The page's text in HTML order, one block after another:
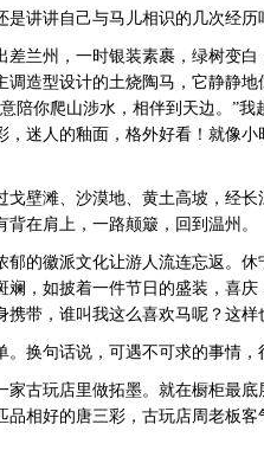
讲自己与马儿相识的几次经历
州，一时银装素裹，绿树变白
造型设计的土烧陶马，它静静
陪你爬山涉水，相伴到天边。”
迷人的釉面，格外好看！就像
滩、沙漠地、黄土高坡，经长
在肩上，一路颠簸，回到温州。
徽派文化让游人流连忘返。休
，如披着一件节日的盛装，喜
带，谁叫我这么喜欢马呢？这样
换句话说，可遇不可求的事情，
玩店里做拓墨。就在橱柜最底
相好的唐三彩，古玩店周老板